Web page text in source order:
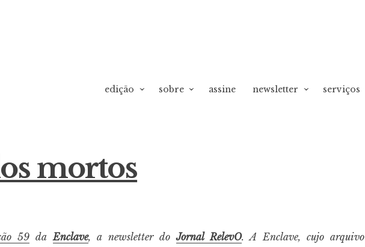
edição sobre assine newsletter serviços
mortos
59 daEnclave, a newsletter doJornal RelevO. A Enclave, cujo arquivo